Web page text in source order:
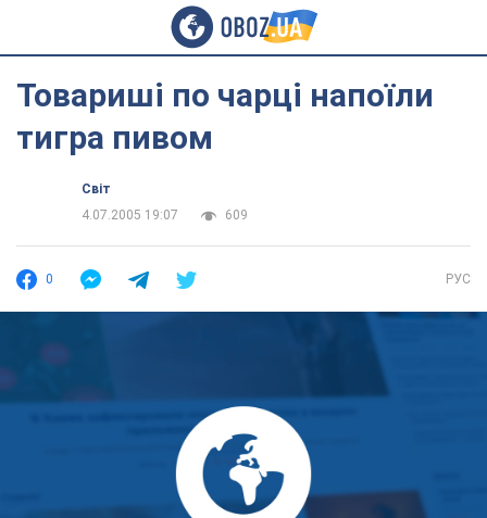
Товариші по чарці напоїли
тигра пивом
Світ
4.07.2005 19:07
609
0 РУС